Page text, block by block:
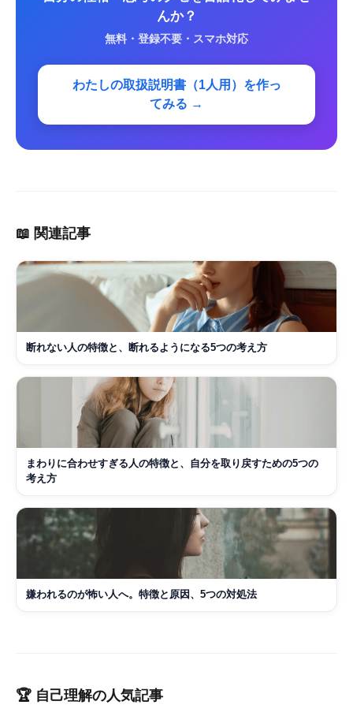
んか？
無料・登録不要・スマホ対応
わたしの取扱説明書（1人用）を作っ
てみる →
📖 関連記事
断れない人の特徴と、断れるようになる5つの考え方
まわりに合わせすぎる人の特徴と、自分を取り戻すための5つの
考え方
嫌われるのが怖い人へ。特徴と原因、5つの対処法
🏆 自己理解の人気記事